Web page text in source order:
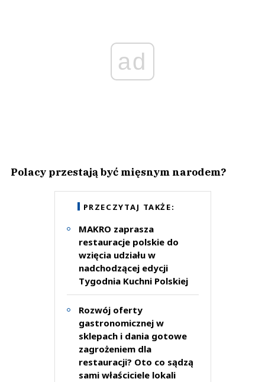
ad
Polacy przestają być mięsnym narodem?
PRZECZYTAJ TAKŻE:
MAKRO zaprasza
restauracje polskie do
wzięcia udziału w
nadchodzącej edycji
Tygodnia Kuchni Polskiej
Rozwój oferty
gastronomicznej w
sklepach i dania gotowe
zagrożeniem dla
restauracji? Oto co sądzą
sami właściciele lokali